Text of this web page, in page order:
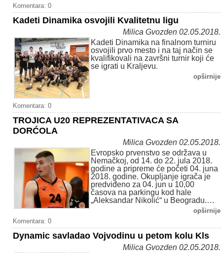
Komentara: 0
Kadeti Dinamika osvojili Kvalitetnu ligu
Milica Gvozden 02.05.2018.
Kadeti Dinamika na finalnom turniru
osvojili prvo mesto i na taj način se
kvalifikovali na završni turnir koji će
se igrati u Kraljevu.
opširnije
Komentara: 0
TROJICA U20 REPREZENTATIVACA SA
DORĆOLA
Milica Gvozden 02.05.2018.
Evropsko prvenstvo se održava u
Nemačkoj, od 14. do 22. jula 2018.
godine a pripreme će početi 04. juna
2018. godine. Okupljanje igrača je
predviđeno za 04. jun u 10,00
časova na parkingu kod hale
„Aleksandar Nikolić“ u Beogradu.…
opširnije
Komentara: 0
Dynamic savladao Vojvodinu u petom kolu Kls
Milica Gvozden 02.05.2018.